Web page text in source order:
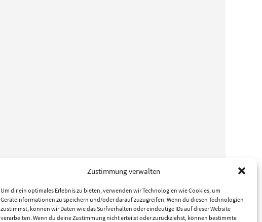
Zustimmung verwalten
Um dir ein optimales Erlebnis zu bieten, verwenden wir Technologien wie Cookies, um
Geräteinformationen zu speichern und/oder darauf zuzugreifen. Wenn du diesen Technologien
zustimmst, können wir Daten wie das Surfverhalten oder eindeutige IDs auf dieser Website
verarbeiten. Wenn du deine Zustimmung nicht erteilst oder zurückziehst, können bestimmte